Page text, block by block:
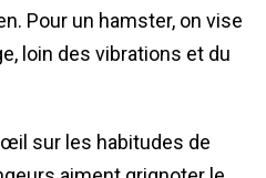
Pour un hamster, on vise
loin des vibrations et du
sur les habitudes de